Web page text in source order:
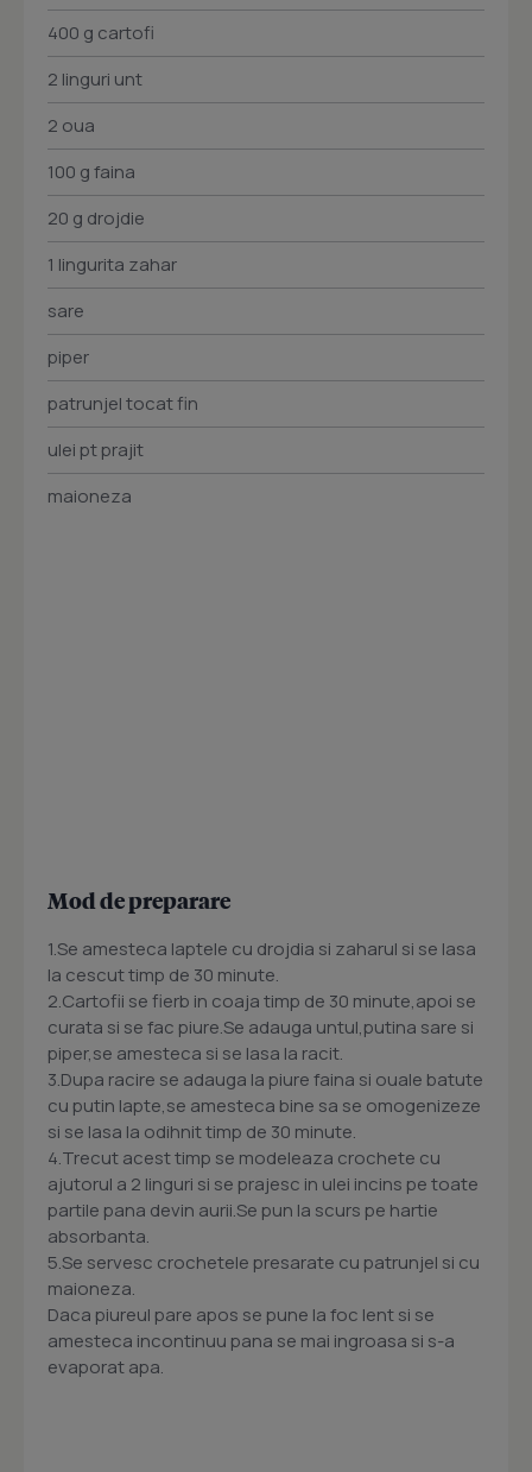
400 g cartofi
2 linguri unt
2 oua
100 g faina
20 g drojdie
1 lingurita zahar
sare
piper
patrunjel tocat fin
ulei pt prajit
maioneza
Mod de preparare
1.Se amesteca laptele cu drojdia si zaharul si se lasa
la cescut timp de 30 minute.
2.Cartofii se fierb in coaja timp de 30 minute,apoi se
curata si se fac piure.Se adauga untul,putina sare si
piper,se amesteca si se lasa la racit.
3.Dupa racire se adauga la piure faina si ouale batute
cu putin lapte,se amesteca bine sa se omogenizeze
si se lasa la odihnit timp de 30 minute.
4.Trecut acest timp se modeleaza crochete cu
ajutorul a 2 linguri si se prajesc in ulei incins pe toate
partile pana devin aurii.Se pun la scurs pe hartie
absorbanta.
5.Se servesc crochetele presarate cu patrunjel si cu
maioneza.
Daca piureul pare apos se pune la foc lent si se
amesteca incontinuu pana se mai ingroasa si s-a
evaporat apa.